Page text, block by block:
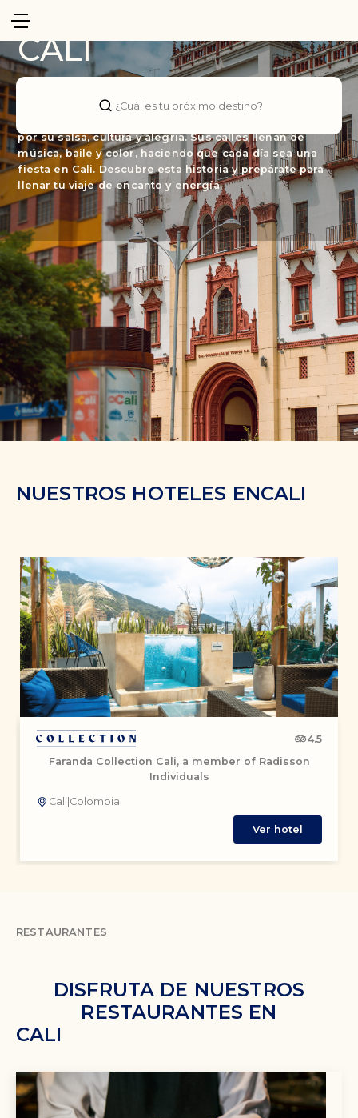
¿Cuál es tu próximo destino?
CALI
el suroeste de Colombia que te envolverá en su calidez
por su salsa, cultura y alegría. Sus calles llenan de
música, baile y color, haciendo que cada día sea una
fiesta en Cali. Descubre esta historia y prepárate para
llenar tu viaje de encanto y energía.
NUESTROS HOTELES ENCALI
4.5
Faranda Collection Cali, a member of Radisson
Individuals
Cali Colombia
Ver hotel
RESTAURANTES
DISFRUTA DE NUESTROS
RESTAURANTES EN
CALI